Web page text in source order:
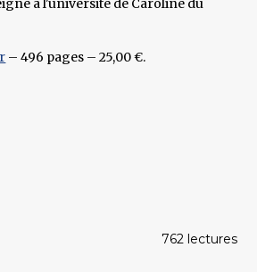
à l'université de Caroline du
– 496 pages – 25,00 €.
762 lectures